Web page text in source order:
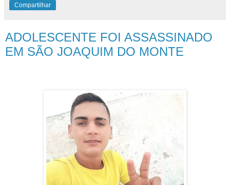
Compartilhar
ADOLESCENTE FOI ASSASSINADO
EM SÃO JOAQUIM DO MONTE